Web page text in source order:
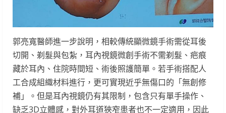
郭亮寬醫師進一步說明，相較傳統顯微鏡手術需從耳後
切開、剃髮與包紮，耳內視鏡微創手術不需剃髮、疤痕
藏於耳內、住院時間短、術後照護簡單。若手術搭配人
工合成組織材料進行，更可實現近乎無傷口的「無創修
補」。但是耳內視鏡仍有其限制，包含只有單手操作、
缺乏3D立體感，對外耳道狹窄患者也不一定適用，因此